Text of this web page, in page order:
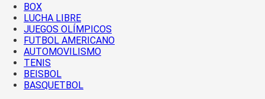
BOX
LUCHA LIBRE
JUEGOS OLÍMPICOS
FUTBOL AMERICANO
AUTOMOVILISMO
TENIS
BEISBOL
BASQUETBOL